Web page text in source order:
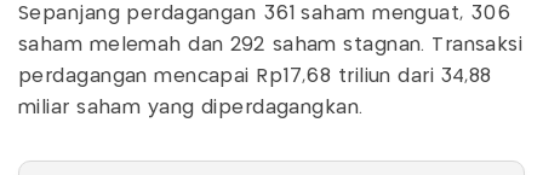
Sepanjang perdagangan 361 saham menguat, 306
saham melemah dan 292 saham stagnan. Transaksi
perdagangan mencapai Rp17,68 triliun dari 34,88
miliar saham yang diperdagangkan.